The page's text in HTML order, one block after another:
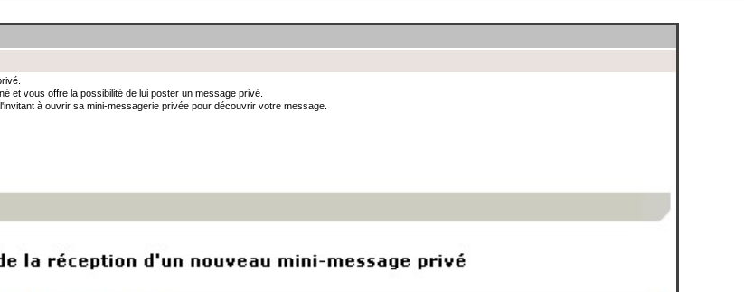
et vous offre la possibilité de lui poster un message privé.
à ouvrir sa mini-messagerie privée pour découvrir votre message.